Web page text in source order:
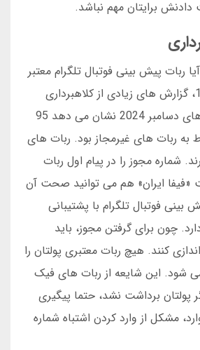
دادنش برایتان مهم نباشد.
ربات پیش بینی فوتبال تلگرام معتبر
است؟» در سال 1403، گزارش های زیادی از کلاهبرداری
منتشر شد. اما داده های دسامبر 2024 نشان می دهد 95
به ربات های غیرمجاز بود. ربات های
شماره مجوز را در پیام اول ربات
«فیفا ایران» هم می توانید صحت آن
فوتبال تلگرام با پشتیبانی
چون برای گرفتن مجوز، باید
کنند. هیچ ربات معتبری پولتان را
شود. این شایعه از ربات های فیک
برداشت نشد، حتما پیگیری
درصد موارد، مشکل از وارد کردن اشتباه شماره